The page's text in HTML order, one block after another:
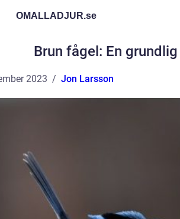
OMALLADJUR.se
Brun fågel: En
2023 Jon Larsson